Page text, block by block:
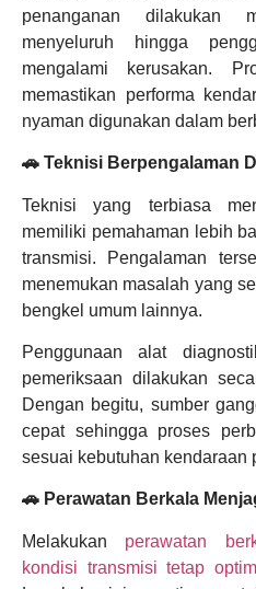
penanganan dilakukan
menyeluruh hingga
mengalami kerusakan.
memastikan performa
nyaman digunakan dalam
🚗 Teknisi Berpengalaman
Teknisi yang terbiasa
memiliki pemahaman lebih
transmisi. Pengalaman
menemukan masalah yang
bengkel umum lainnya.
Penggunaan alat
pemeriksaan dilakukan
Dengan begitu, sumber
cepat sehingga proses
sesuai kebutuhan kendaraan
🚗 Perawatan Berkala
Melakukan perawatan
kondisi transmisi tetap